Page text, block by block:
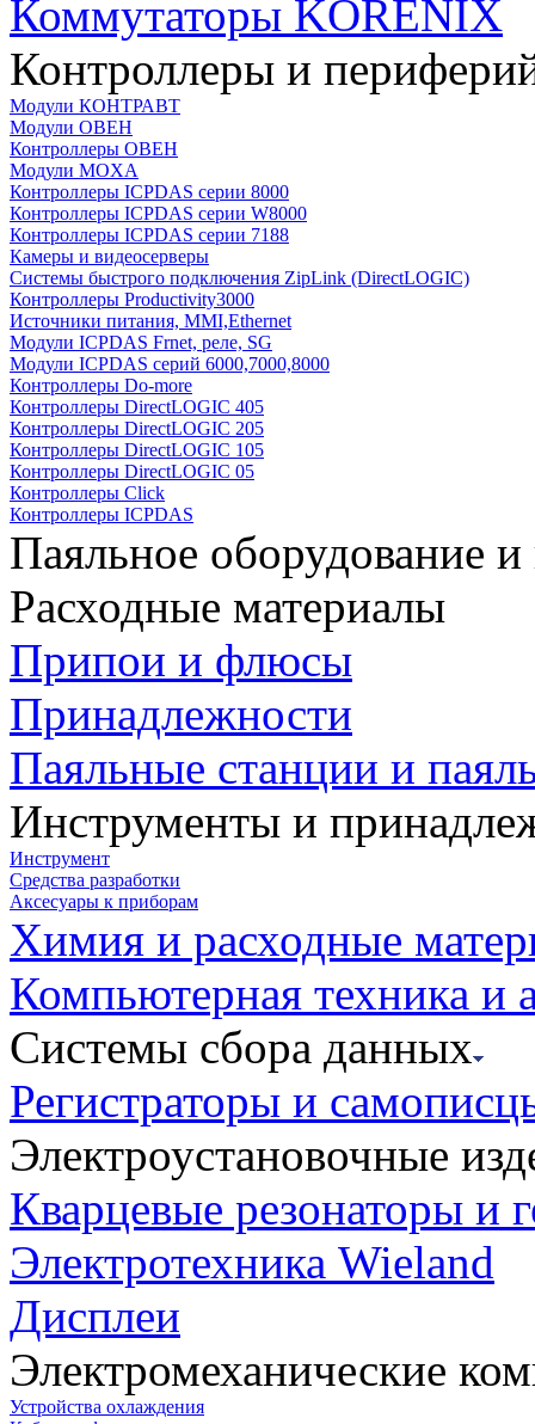
Коммутаторы KORENIX
Контроллеры и
Модули КОНТРАВТ
Модули ОВЕН
Контроллеры ОВЕН
Модули MOXA
Контроллеры ICPDAS серии 8000
Контроллеры ICPDAS серии W8000
Контроллеры ICPDAS серии 7188
Камеры и видеосерверы
Системы быстрого подключения ZipLink (DirectLOGIC)
Контроллеры Productivity3000
Источники питания, MMI,Ethernet
Модули ICPDAS Frnet, реле, SG
Модули ICPDAS серий 6000,7000,8000
Контроллеры Do-more
Контроллеры DirectLOGIC 405
Контроллеры DirectLOGIC 205
Контроллеры DirectLOGIC 105
Контроллеры DirectLOGIC 05
Контроллеры Click
Контроллеры ICPDAS
Паяльное оборудование
Расходные материалы
Припои и флюсы
Принадлежности
Паяльные станции и
Инструменты и
Инструмент
Средства разработки
Аксесуары к приборам
Химия и расходные
Компьютерная техника и
Системы сбора данных
Регистраторы и
Электроустановочные
Кварцевые резонаторы и
Электротехника Wieland
Дисплеи
Электромеханические
Устройства охлаждения